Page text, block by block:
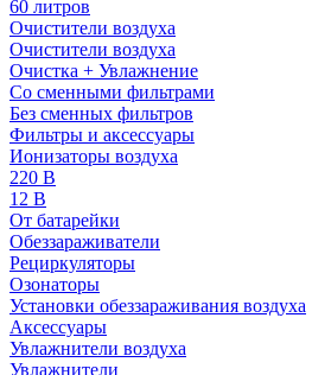
60 литров
Очистители воздуха
Очистители воздуха
Очистка + Увлажнение
Cо сменными фильтрами
Без сменных фильтров
Фильтры и аксессуары
Ионизаторы воздуха
220 В
12 В
От батарейки
Обеззараживатели
Рециркуляторы
Озонаторы
Установки обеззараживания воздуха
Аксессуары
Увлажнители воздуха
Увлажнители